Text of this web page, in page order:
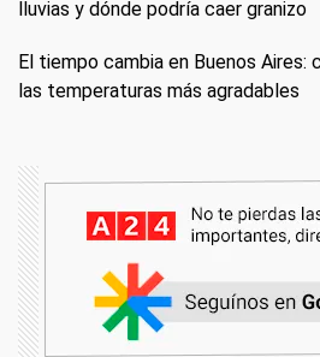
lluvias y dónde podría caer granizo
El tiempo cambia en Buenos Aires:
las temperaturas más agradables